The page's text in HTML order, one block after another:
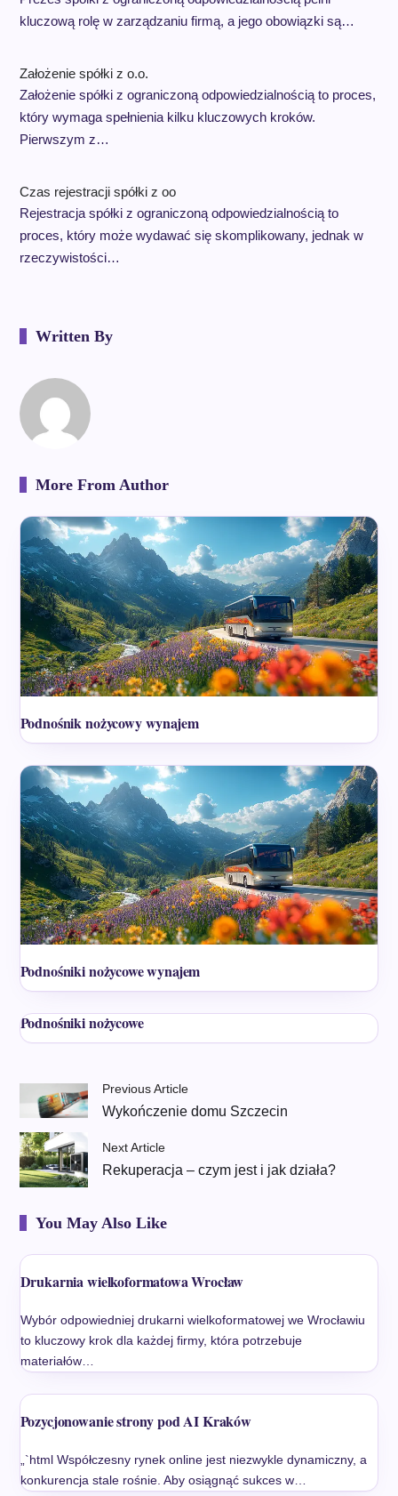
kluczową rolę w zarządzaniu firmą, a jego obowiązki są…
Założenie spółki z o.o.
Założenie spółki z ograniczoną odpowiedzialnością to proces,
który wymaga spełnienia kilku kluczowych kroków.
Pierwszym z…
Czas rejestracji spółki z oo
Rejestracja spółki z ograniczoną odpowiedzialnością to
proces, który może wydawać się skomplikowany, jednak w
rzeczywistości…
Written By
More From Author
Podnośnik nożycowy wynajem
Podnośniki nożycowe wynajem
Podnośniki nożycowe
Previous Article
Wykończenie domu Szczecin
Next Article
Rekuperacja – czym jest i jak działa?
You May Also Like
Drukarnia wielkoformatowa Wrocław
Wybór odpowiedniej drukarni wielkoformatowej we Wrocławiu
to kluczowy krok dla każdej firmy, która potrzebuje
materiałów…
Pozycjonowanie strony pod AI Kraków
„`html Współczesny rynek online jest niezwykle dynamiczny, a
konkurencja stale rośnie. Aby osiągnąć sukces w…